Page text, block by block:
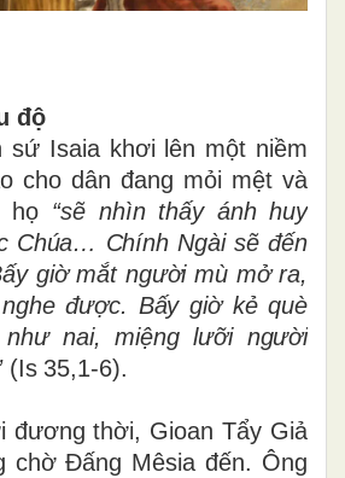
độ
sứ Isaia khơi lên một niềm
cho dân đang mỏi mệt và
họ “sẽ nhìn thấy ánh huy
Chúa… Chính Ngài sẽ đến
giờ mắt người mù mở ra,
được. Bấy giờ kẻ què
nai, miệng lưỡi người
(Is 35,1-6).
đương thời, Gioan Tẩy Giả
chờ Đấng Mêsia đến. Ông